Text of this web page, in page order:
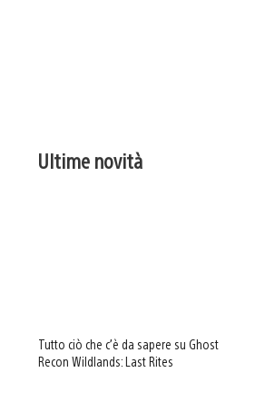
Ultime novità
Tutto ciò che c’è da sapere su Ghost
Recon Wildlands: Last Rites